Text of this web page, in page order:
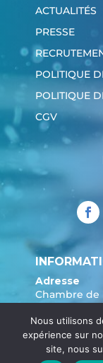
ACTUALITÉS
PRESSE
POLITIQUE
POLITIQUE
CGV
Adresse
Chambre de
904 Avenue
30908 Nîmes
Tél. :04 66
Nous utilisons
expérience sur
site, nous